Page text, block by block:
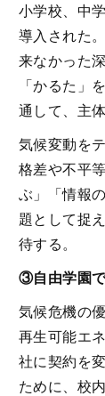
小学校、中
導入された
来なかった
「かるた」
通して、主
気候変動を
格差や不平
ぶ」「情報
題として捉
待する。
③自由学園
気候危機の
再生可能エ
社に契約を
ために、校